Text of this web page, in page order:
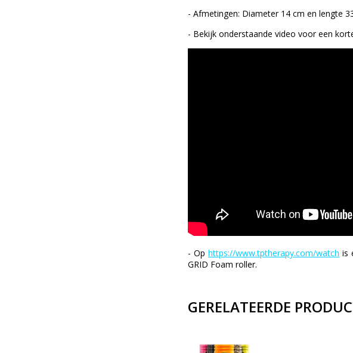
- Afmetingen: Diameter 14 cm en lengte
- Bekijk onderstaande video voor een
- Ophttps://www.tptherapy.com/watch is
GRID Foam roller.
GERELATEERDE